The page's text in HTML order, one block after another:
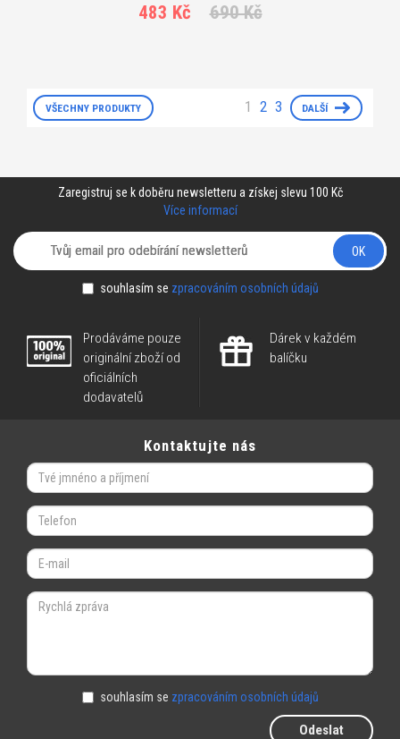
483 Kč 690 Kč
VŠECHNY PRODUKTY 1 2 3 DALŠÍ
Zaregistruj se k doběru newsletteru a získej slevu 100 Kč
Více informací
OK
souhlasím se zpracováním osobních údajů
Prodáváme pouze
originální zboží od
oficiálních
dodavatelů
Dárek v každém
balíčku
Kontaktujte nás
souhlasím se zpracováním osobních údajů
Odeslat